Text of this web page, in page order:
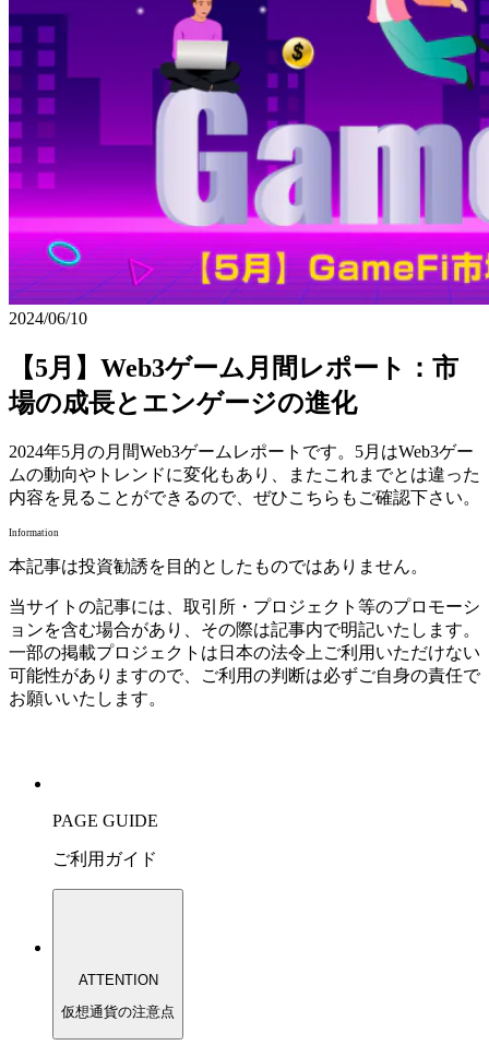
2024/06/10
【5月】Web3ゲーム月間レポート：市
場の成長とエンゲージの進化
2024年5月の月間Web3ゲームレポートです。5月はWeb3ゲー
ムの動向やトレンドに変化もあり、またこれまでとは違った
内容を見ることができるので、ぜひこちらもご確認下さい。
Information
本記事は投資勧誘を目的としたものではありません。
当サイトの記事には、取引所・プロジェクト等のプロモーシ
ョンを含む場合があり、その際は記事内で明記いたします。
一部の掲載プロジェクトは日本の法令上ご利用いただけない
可能性がありますので、ご利用の判断は必ずご自身の責任で
お願いいたします。
PAGE GUIDE
ご利用ガイド
ATTENTION
仮想通貨の注意点